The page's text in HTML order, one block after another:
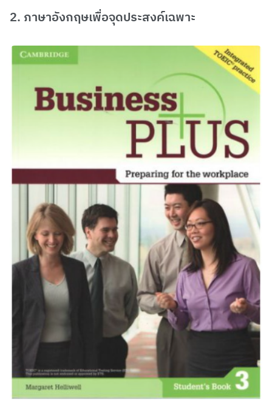
2. ภาษาอังกฤษเพื่อจุดประสงค์เฉพาะ